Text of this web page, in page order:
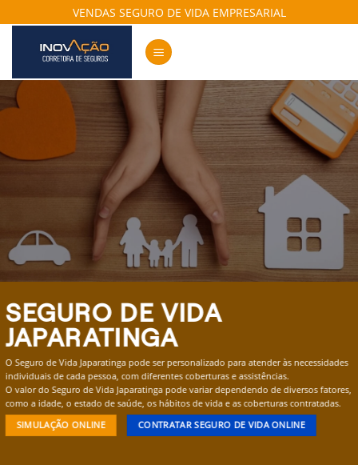
to
content
VENDAS SEGURO DE VIDA EMPRESARIAL
SEGURO DE VIDA
JAPARATINGA
O Seguro de Vida Japaratinga pode ser personalizado para atender às necessidades
individuais de cada pessoa, com diferentes coberturas e assistências.
O valor do Seguro de Vida Japaratinga pode variar dependendo de diversos fatores,
como a idade, o estado de saúde, os hábitos de vida e as coberturas contratadas.
SIMULAÇÃO ONLINE CONTRATAR SEGURO DE VIDA ONLINE